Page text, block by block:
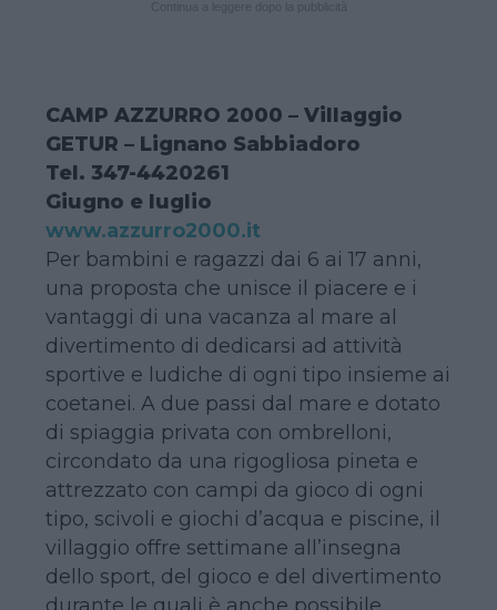
CAMP AZZURRO 2000 – Villaggio
GETUR – Lignano Sabbiadoro
Tel. 347-4420261
Giugno e luglio
www.azzurro2000.it
Per bambini e ragazzi dai 6 ai 17 anni,
una proposta che unisce il piacere e i
vantaggi di una vacanza al mare al
divertimento di dedicarsi ad attività
sportive e ludiche di ogni tipo insieme ai
coetanei. A due passi dal mare e dotato
di spiaggia privata con ombrelloni,
circondato da una rigogliosa pineta e
attrezzato con campi da gioco di ogni
tipo, scivoli e giochi d’acqua e piscine, il
villaggio offre settimane all’insegna
dello sport, del gioco e del divertimento
durante le quali è anche possibile